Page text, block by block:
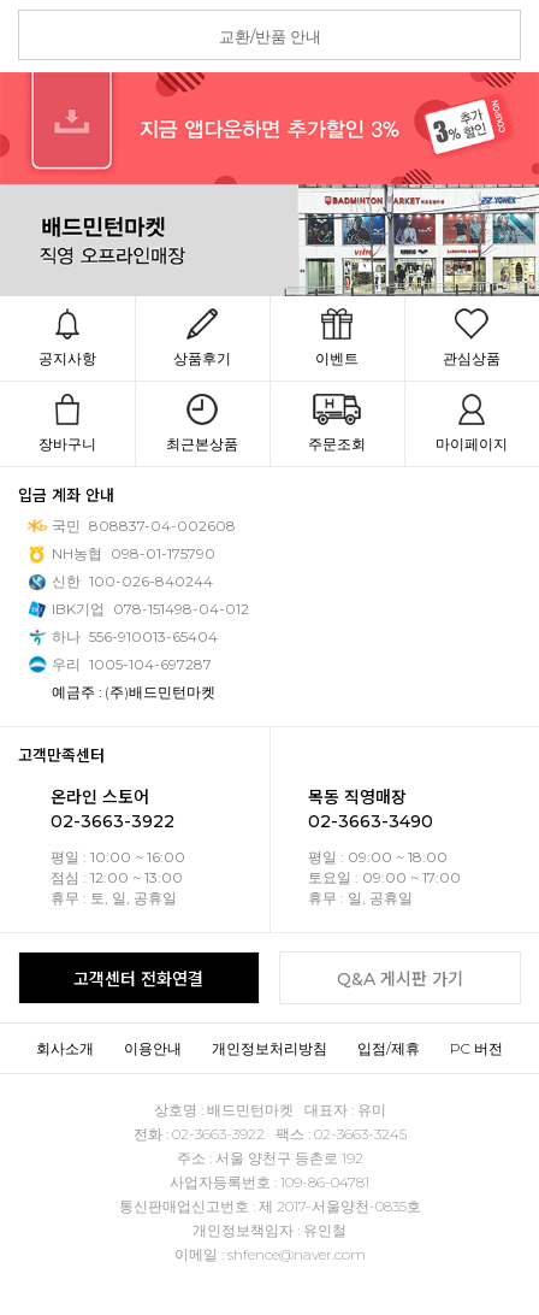
교환/반품 안내
공지사항 상품후기 이벤트 관심상품
장바구니 최근본상품 주문조회 마이페이지
입금 계좌 안내
국민 808837-04-002608
NH농협
098-01-175790
신한 100-026-840244
IBK기업
078-151498-04-012
하나 556-910013-65404
우리 1005-104-697287
예금주 : (주)배드민턴마켓
고객만족센터
온라인 스토어
02-3663-3922
평일 : 10:00 ~ 16:00
점심 : 12:00 ~ 13:00
휴무 : 토, 일, 공휴일
목동 직영매장
02-3663-3490
평일 : 09:00 ~ 18:00
토요일 : 09:00 ~ 17:00
휴무 : 일, 공휴일
고객센터 전화연결 Q&A 게시판 가기
회사소개 이용안내 개인정보처리방침 입점/제휴 PC 버전
상호명 : 배드민턴마켓 대표자 : 유미
전화 : 02-3663-3922 팩스 : 02-3663-3245
주소 : 서울 양천구 등촌로 192
사업자등록번호 : 109-86-04781
통신판매업신고번호 : 제 2017-서울양천-0835호
개인정보책임자 : 유인철
이메일 : shfence@naver.com